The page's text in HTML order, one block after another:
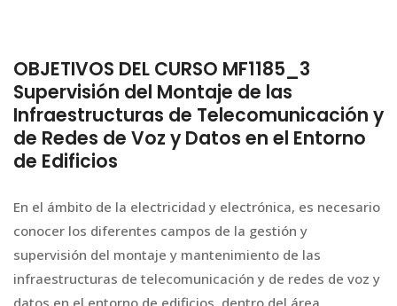
OBJETIVOS DEL CURSO MF1185_3
Supervisión del Montaje de las
Infraestructuras de Telecomunicación y
de Redes de Voz y Datos en el Entorno
de Edificios
En el ámbito de la electricidad y electrónica, es necesario
conocer los diferentes campos de la gestión y
supervisión del montaje y mantenimiento de las
infraestructuras de telecomunicación y de redes de voz y